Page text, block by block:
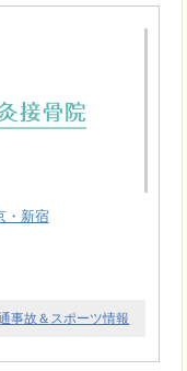
・新宿
事故＆スポーツ情報